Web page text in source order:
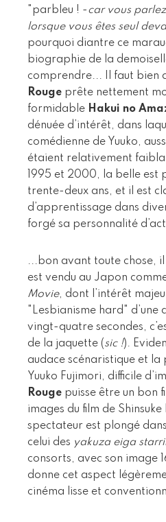
"parbleu ! -car vous
lorsque vous êtes seul
pourquoi diantre ce
biographie de la
comprendre... Il faut bien
Rouge prête nettement
formidable Hakui no
dénuée d’intérêt, dans
comédienne de Yuuko,
étaient relativement
1995 et 2000, la belle est
trente-deux ans, et il est
d’apprentissage dans
forgé sa personnalité
...bon avant toute chose,
est vendu au Japon
Movie, dont l’intérêt
"Lesbianisme hard"
vingt-quatre secondes,
de la jaquette (sic !).
audace scénaristique et la
Yuuko Fujimori, difficile
Rouge puisse être un bon
images du film de Shinsuke
spectateur est plongé
celui des yakuza eiga
consorts, avec son image
donne cet aspect
cinéma lisse et